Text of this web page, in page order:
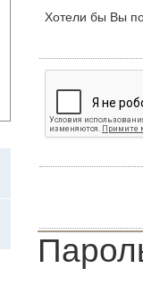
Хотели бы Вы